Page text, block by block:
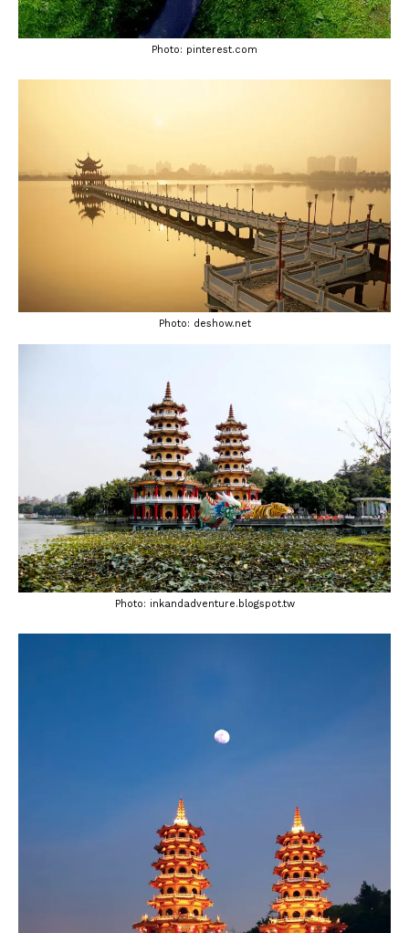
Photo: pinterest.com
Photo: deshow.net
Photo: inkandadventure.blogspot.tw